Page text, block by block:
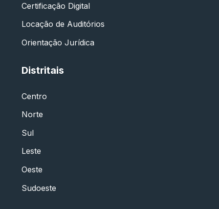
Certificação Digital
Locação de Auditórios
Orientação Jurídica
Distritais
Centro
Norte
Sul
Leste
Oeste
Sudoeste